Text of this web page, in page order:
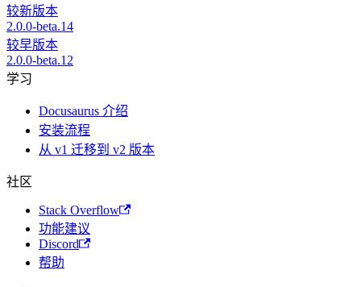
较新版本
2.0.0-beta.14
较早版本
2.0.0-beta.12
学习
Docusaurus 介绍
安装流程
从 v1 迁移到 v2 版本
社区
Stack Overflow
功能建议
Discord
帮助